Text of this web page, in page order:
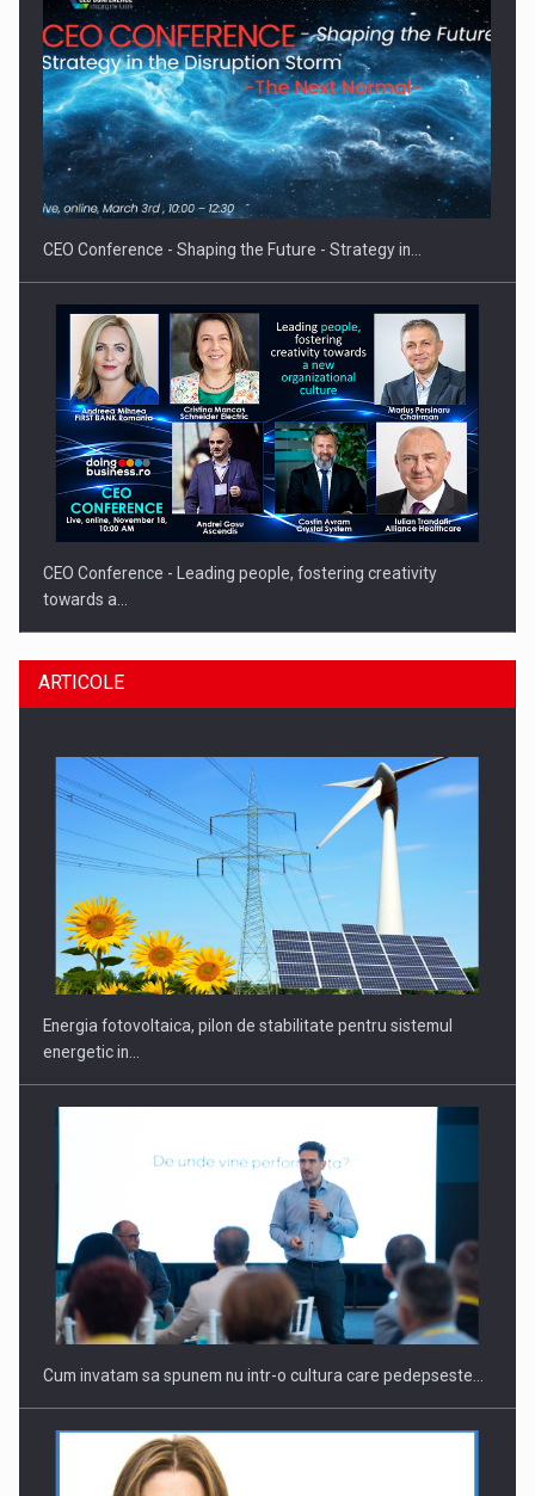
Hard Enduro Piatra Craiului 2026, fueled by benzinariile RO…
CEO Conference - Shaping the Future - Strategy in…
CEO Conference - Leading people, fostering creativity
towards a…
CEO Conference - Shaping The Future - Technology and…
Webinar - Business Evolution-RETHINK STRATEGY-Finantare
Investitii Digitalizare
ARTICOLE
Energia fotovoltaica, pilon de stabilitate pentru sistemul
energetic in…
Cum invatam sa spunem nu intr-o cultura care pedepseste…